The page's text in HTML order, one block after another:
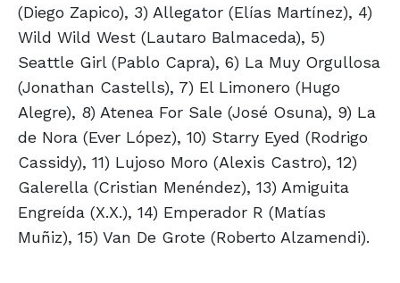
(Diego Zapico), 3) Allegator (Elías Martínez), 4)
Wild Wild West (Lautaro Balmaceda), 5)
Seattle Girl (Pablo Capra), 6) La Muy Orgullosa
(Jonathan Castells), 7) El Limonero (Hugo
Alegre), 8) Atenea For Sale (José Osuna), 9) La
de Nora (Ever López), 10) Starry Eyed (Rodrigo
Cassidy), 11) Lujoso Moro (Alexis Castro), 12)
Galerella (Cristian Menéndez), 13) Amiguita
Engreída (X.X.), 14) Emperador R (Matías
Muñiz), 15) Van De Grote (Roberto Alzamendi).